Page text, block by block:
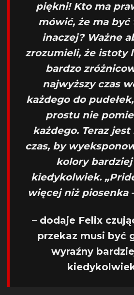
piękni! Kto ma
mówić, że ma być
inaczej? Ważne
zrozumieli, że istoty
bardzo
najwyższy czas
każdego do
prostu nie
każdego. Teraz
czas, by
kolory
kiedykolwiek.
więcej niż piosenka
– dodaje Felix
przekaz musi być
wyraźny